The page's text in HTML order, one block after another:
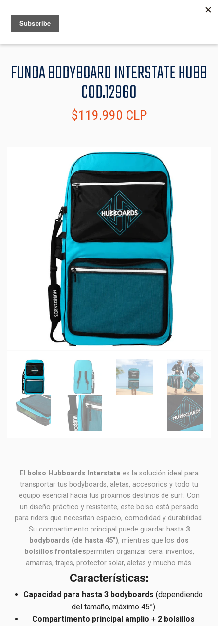
MENU
FUNDA BODYBOARD INTERSTATE HUBB
COD.12960
$119.990 CLP
El bolso Hubboards Interstate es la solución ideal para
transportar tus bodyboards, aletas, accesorios y todo tu
equipo esencial hacia tus próximos destinos de surf. Con
un diseño práctico y resistente, este bolso está pensado
para riders que necesitan espacio, comodidad y durabilidad.
Su compartimento principal puede guardar hasta 3
bodyboards (de hasta 45”), mientras que los dos
bolsillos frontalespermiten organizar cera, inventos,
amarras, trajes, protector solar, aletas y mucho más.
Características:
Capacidad para hasta 3 bodyboards (dependiendo
del tamaño, máximo 45”)
Compartimento principal amplio + 2 bolsillos